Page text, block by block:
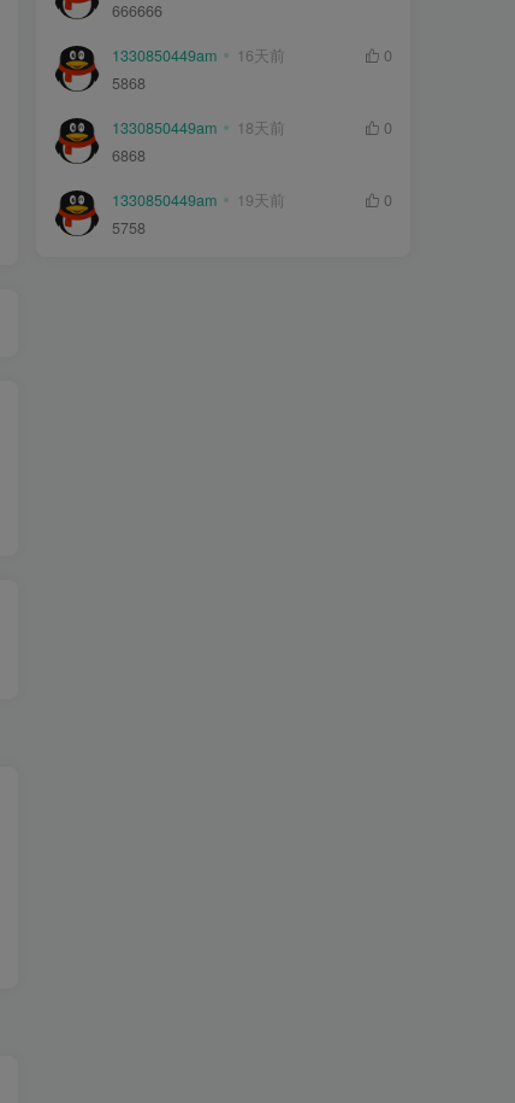
666666
1330850449am 16天前
0
5868
1330850449am 18天前
0
6868
1330850449am 19天前
0
5758